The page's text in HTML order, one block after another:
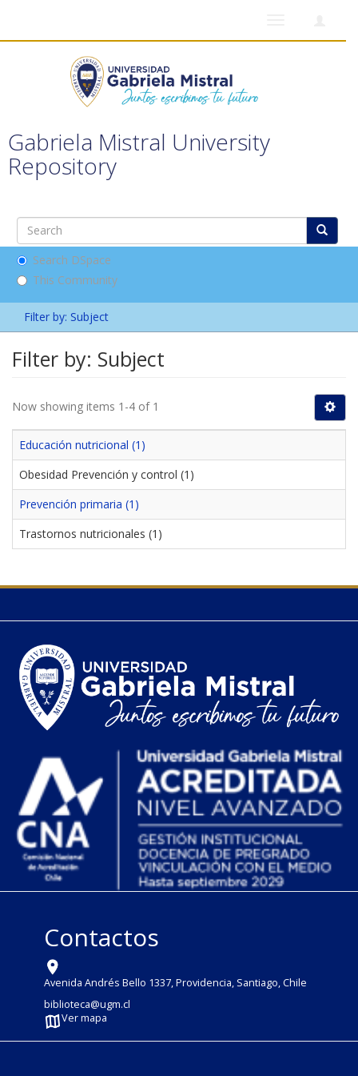
Gabriela Mistral University
Repository
Search DSpace
This Community
Filter by: Subject
Filter by: Subject
Now showing items 1-4 of 1
Educación nutricional (1)
Obesidad Prevención y control (1)
Prevención primaria (1)
Trastornos nutricionales (1)
Contactos
Avenida Andrés Bello 1337, Providencia, Santiago, Chile
biblioteca@ugm.cl
Ver mapa